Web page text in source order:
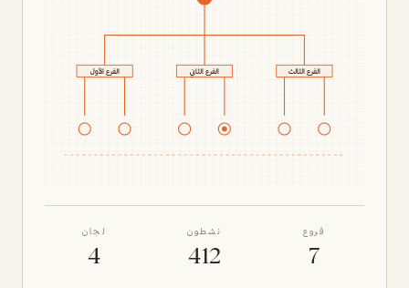
الفرع الأول الفرع الثاني الفرع الثالث
فروع
7
نشطون
412
لجان
4